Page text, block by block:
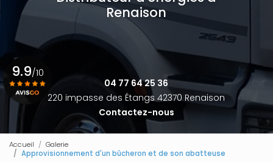
Renaison
04 77 64 25 36
220 impasse des Étangs 42370 Renaison
Contactez-nous
9.9/10
Accueil
Galerie
Approvisionnement d'un bûcheron et de son abatteuse